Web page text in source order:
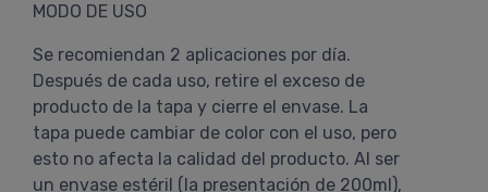
MODO DE USO
Se recomiendan 2 aplicaciones por día.
Después de cada uso, retire el exceso de
producto de la tapa y cierre el envase. La
tapa puede cambiar de color con el uso, pero
esto no afecta la calidad del producto. Al ser
un envase estéril (la presentación de 200ml),